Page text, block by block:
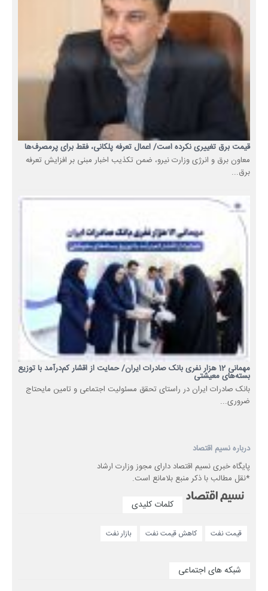
قیمت برق تغییری نکرده است/ اعمال تعرفه پلکانی، فقط برای پرمصرف‌ها
معاون برق و انرژی وزارت نیرو، ضمن تکذیب اخبار مبنی بر افزایش تعرفه
برق...
مهمانی 12 هزار نفری بانک صادرات ایران/ حمایت از اقشار کم‌درآمد با توزیع
بسته‌های معیشتی
​بانک صادرات ایران در راستای تحقق مسئولیت اجتماعی و تامین مایحتاج
ضروری...
درباره نسیم اقتصاد
پایگاه خبری نسیم اقتصاد دارای مجوز وزارت ارشاد
*نقل مطالب با ذکر منبع بلامانع است.
کلمات کلیدی
قیمت نفت کاهش قیمت نفت بازار نفت
شبکه های اجتماعی